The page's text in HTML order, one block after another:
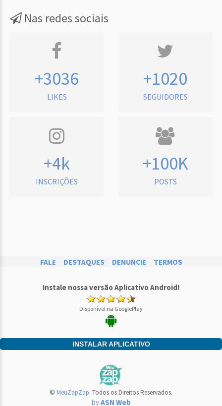
Nas redes sociais
+3036
LIKES
+1020
SEGUIDORES
+4k
INSCRIÇÕES
+100K
POSTS
FALE DESTAQUES DENUNCIE TERMOS
Instale nossa versão Aplicativo Android!
Disponível na GooglePlay
INSTALAR APLICATIVO
© MeuZapZap. Todos os Direitos Reservados.
byASN Web